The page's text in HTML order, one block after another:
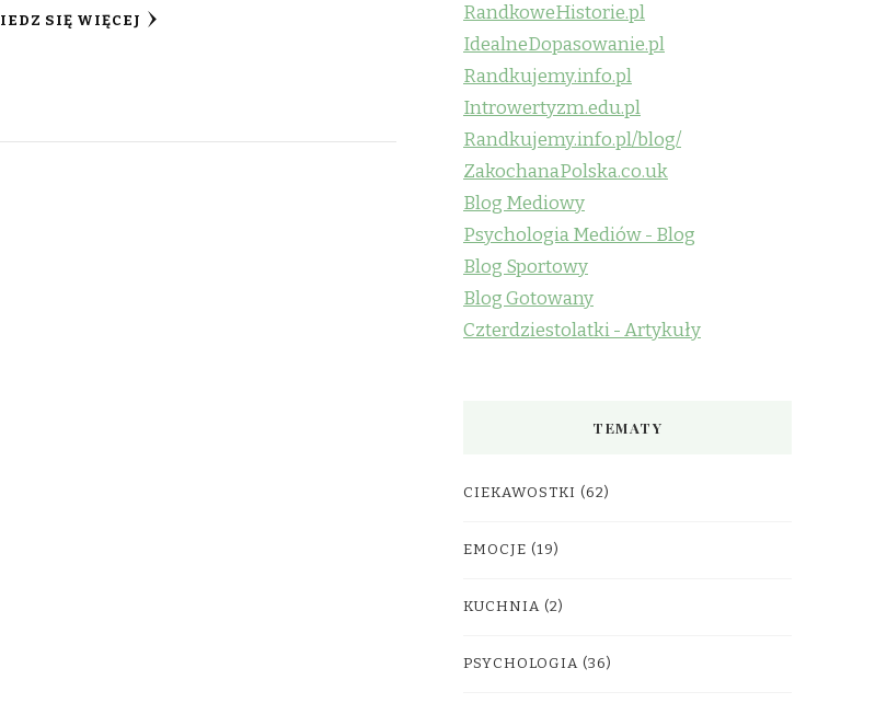
SIĘ WIĘCEJ
RandkoweHistorie.pl
IdealneDopasowanie.pl
Randkujemy.info.pl
Introwertyzm.edu.pl
Randkujemy.info.pl/blog/
ZakochanaPolska.co.uk
Blog Mediowy
Psychologia Mediów - Blog
Blog Sportowy
Blog Gotowany
Czterdziestolatki - Artykuły
TEMATY
CIEKAWOSTKI (62)
EMOCJE (19)
KUCHNIA (2)
PSYCHOLOGIA (36)